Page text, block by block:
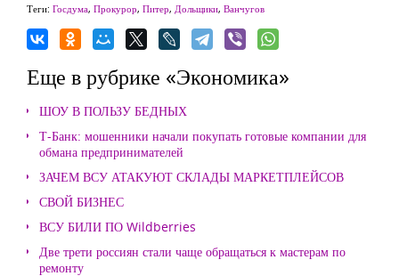
Теги: Госдума, Прокурор, Питер, Дольщики, Ванчугов
Еще в рубрике «Экономика»
ШОУ В ПОЛЬЗУ БЕДНЫХ
Т-Банк: мошенники начали покупать готовые компании для
обмана предпринимателей
ЗАЧЕМ ВСУ АТАКУЮТ СКЛАДЫ МАРКЕТПЛЕЙСОВ
СВОЙ БИЗНЕС
ВСУ БИЛИ ПО Wildberries
Две трети россиян стали чаще обращаться к мастерам по
ремонту